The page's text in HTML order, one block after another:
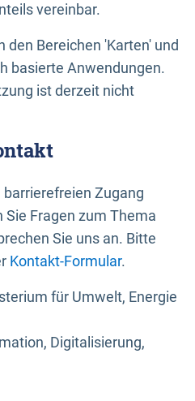
vereinbar.
den Bereichen 'Karten' und
basierte Anwendungen.
ist derzeit nicht
Zugang
Sie Fragen zum Thema
Sie uns an. Bitte
Kontakt-Formular.
für Umwelt, Energie
Digitalisierung,